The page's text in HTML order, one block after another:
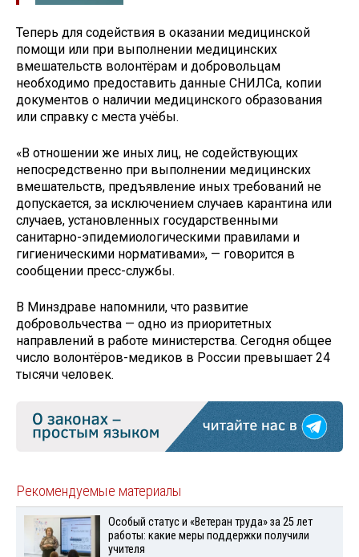
Теперь для содействия в оказании медицинской
помощи или при выполнении медицинских
вмешательств волонтёрам и добровольцам
необходимо предоставить данные СНИЛСа, копии
документов о наличии медицинского образования
или справку с места учёбы.
«В отношении же иных лиц, не содействующих
непосредственно при выполнении медицинских
вмешательств, предъявление иных требований не
допускается, за исключением случаев карантина или
случаев, установленных государственными
санитарно-эпидемиологическими правилами и
гигиеническими нормативами», — говорится в
сообщении пресс-службы.
В Минздраве напомнили, что развитие
добровольчества — одно из приоритетных
направлений в работе министерства. Сегодня общее
число волонтёров-медиков в России превышает 24
тысячи человек.
Рекомендуемые материалы
Особый статус и «Ветеран труда» за 25 лет
работы: какие меры поддержки получили
учителя